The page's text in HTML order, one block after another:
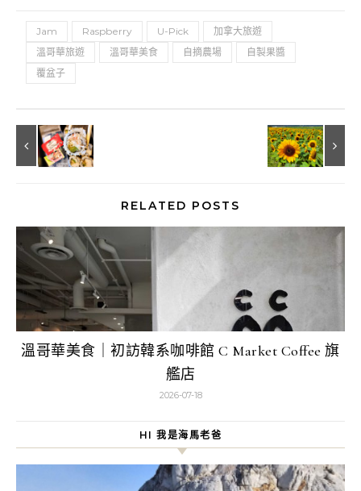
Jam Raspberry U-Pick
加拿大旅遊
溫哥華旅遊
溫哥華美食 自摘農場
自製果醬
覆盆子
RELATED POSTS
溫哥華美食｜初訪韓系咖啡館 C Market Coffee 旗
艦店
2026-07-18
HI 我是海馬老爸